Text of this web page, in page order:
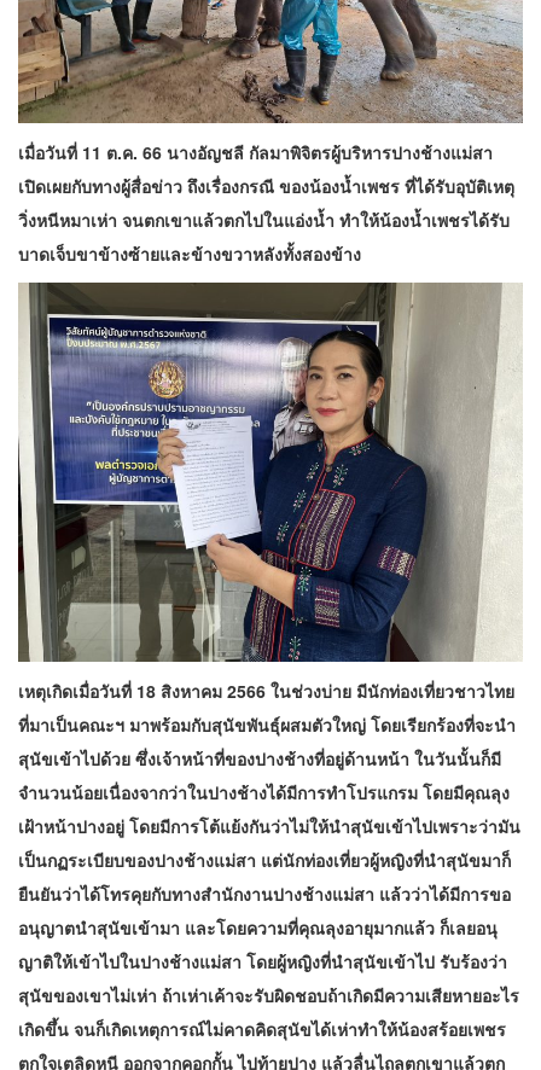
เมื่อ​วันที่​ 11 ต.ค. 66 นาง​อัญชลี​ กัลมา​พิจิตร​ผู้บริหาร​ปาง​ช้าง​แม่สา​
เปิดเผยกับทางผู้​สื่อข่าว ถึง​เรื่อง​กรณี​ ของน้องน้ำเพชร ที่ได้รับอุบัติเหตุ
วิ่งหนีหมาเห่า จนตกเขาแล้วตกไปในแอ่งน้ำ ทำให้น้องน้ำเพชรได้รับ
บาดเจ็บขาข้างซ้ายและข้างขวาหลังทั้งสองข้าง
เหตุเกิดเมื่อวันที่ 18 สิงหาคม 2566 ในช่วงบ่าย มีนักท่องเที่ยว​ชาวไทย
ที่มาเป็นคณะฯ มาพร้อมกับสุนัขพันธุ์​ผสมตัวใหญ่ โดยเรียกร้องที่จะนำ
สุนัขเข้าไปด้วย ซึ่งเจ้าหน้าที่ของปางช้างที่อยู่ด้านหน้า ในวันนั้นก็มี
จำนวนน้อยเนื่องจากว่าในปางช้างได้มีการทำโปรแกรม โดยมีคุณลุง
เฝ้าหน้าปางอยู่ โดยมีการโต้แย้งกันว่าไม่ให้นำสุนัข​เข้าไปเพราะว่ามัน
เป็นกฏระเบียบของปางช้างแม่สา แต่นักท่องเที่ยว​ผู้​หญิงที่นำสุนัขมาก็
ยืนยันว่าได้โทรคุยกับทางสำนักงานปางช้างแม่สา แล้วว่าได้มีการขอ
อนุญาต​นำสุนัขเข้ามา และโดยความที่คุณลุงอายุมากแล้ว ก็​เลยอนุ
ญาติ​ให้เข้าไปในปางช้างแม่สา โดยผู้​หญิงที่นำสุนัขเข้าไป รับร้องว่า
สุนัขของเขาไม่เห่า ถ้าเห่าเค้าจะรับผิดชอบถ้าเกิดมีความเสียหายอะไร
เกิดขึ้น จนก็เกิดเหตุ​การณ์​ไม่คาดคิดสุนัขได้เห่าทำให้น้องสร้อยเพชร
ตกใจเตลิดหนี ออกจากคอกกั้น ไปท้ายปาง แล้วลื่นไถลตกเขาแล้วตก